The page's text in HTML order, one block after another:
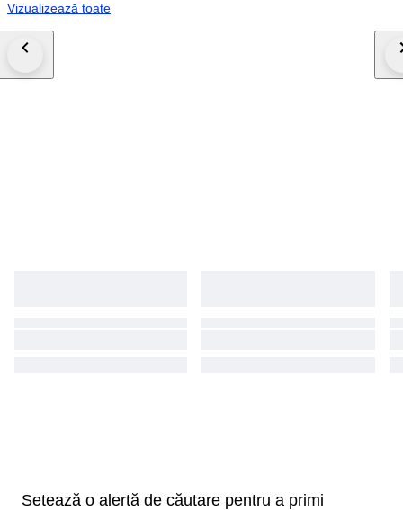
Vizualizează toate
Setează o alertă de căutare pentru a primi